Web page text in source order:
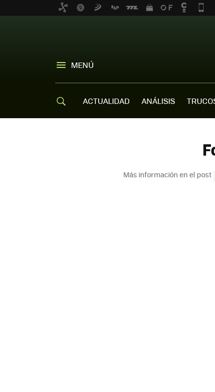
MENÚ
ACTUALIDAD ANÁLISIS
Más información en el post